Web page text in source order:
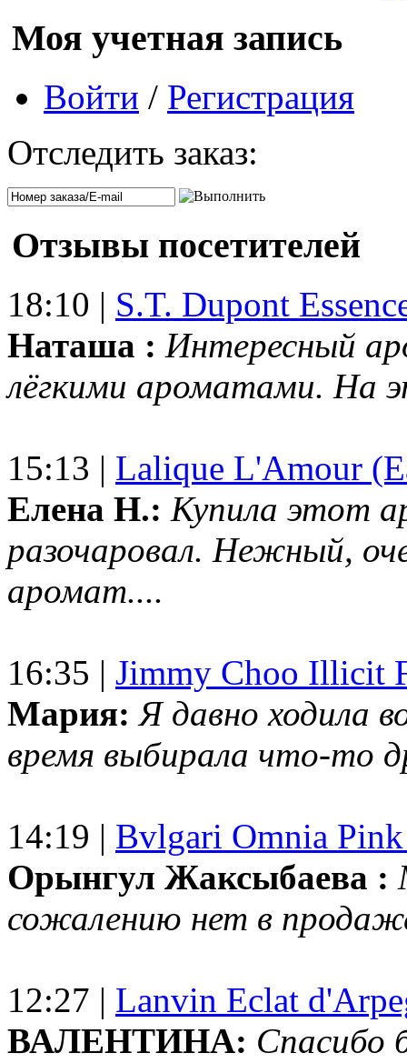
Моя учетная запись
Войти / Регистрация
Отследить заказ:
Отзывы посетителей
18:10 | S.T. Dupont
Наташа : Интересный
лёгкими ароматами. На
15:13 | Lalique L'Amour
Елена Н.: Купила этот
разочаровал. Нежный,
аромат....
16:35 | Jimmy Choo Illicit
Мария: Я давно ходила
время выбирала что-то
14:19 | Bvlgari Omnia
Орынгул Жаксыбаева :
сожалению нет в
12:27 | Lanvin Eclat
ВАЛЕНТИНА: Спасибо